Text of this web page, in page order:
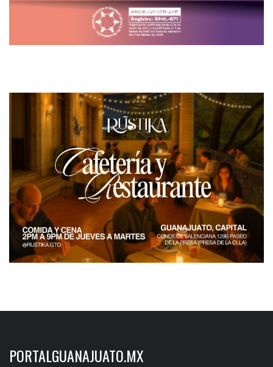
PORTALGUANAJUATO.MX